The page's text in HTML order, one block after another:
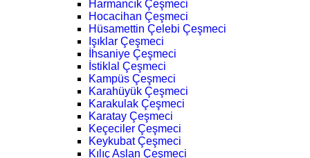
Harmancık Çeşmeci
Hocacihan Çeşmeci
Hüsamettin Çelebi Çeşmeci
Işıklar Çeşmeci
İhsaniye Çeşmeci
İstiklal Çeşmeci
Kampüs Çeşmeci
Karahüyük Çeşmeci
Karakulak Çeşmeci
Karatay Çeşmeci
Keçeciler Çeşmeci
Keykubat Çeşmeci
Kılıç Aslan Çeşmeci